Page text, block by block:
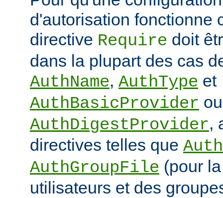
d'autorisation fonctionne
directive Require doit
dans la plupart des cas
AuthName, AuthType et
AuthBasicProvider ou
AuthDigestProvider,
directives telles que
AuthGroupFile (pour
utilisateurs et des